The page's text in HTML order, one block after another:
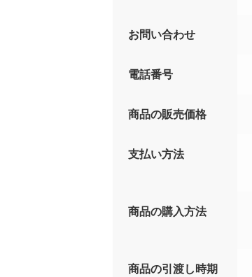
お問い合わせ
電話番号
商品の販売価格
支払い方法
商品の購入方法
商品の引渡し時期